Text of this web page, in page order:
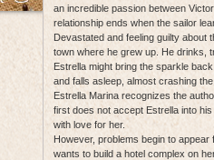
an incredible passion between
relationship ends when the sailor
Devastated and feeling guilty about
town where he grew up. He drinks,
Estrella might bring the sparkle
and falls asleep, almost crashing
Estrella Marina recognizes the
first does not accept Estrella into
with love for her.
However, problems begin to
wants to build a hotel complex on